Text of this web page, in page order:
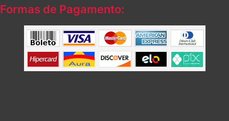
Formas de Pagamento: